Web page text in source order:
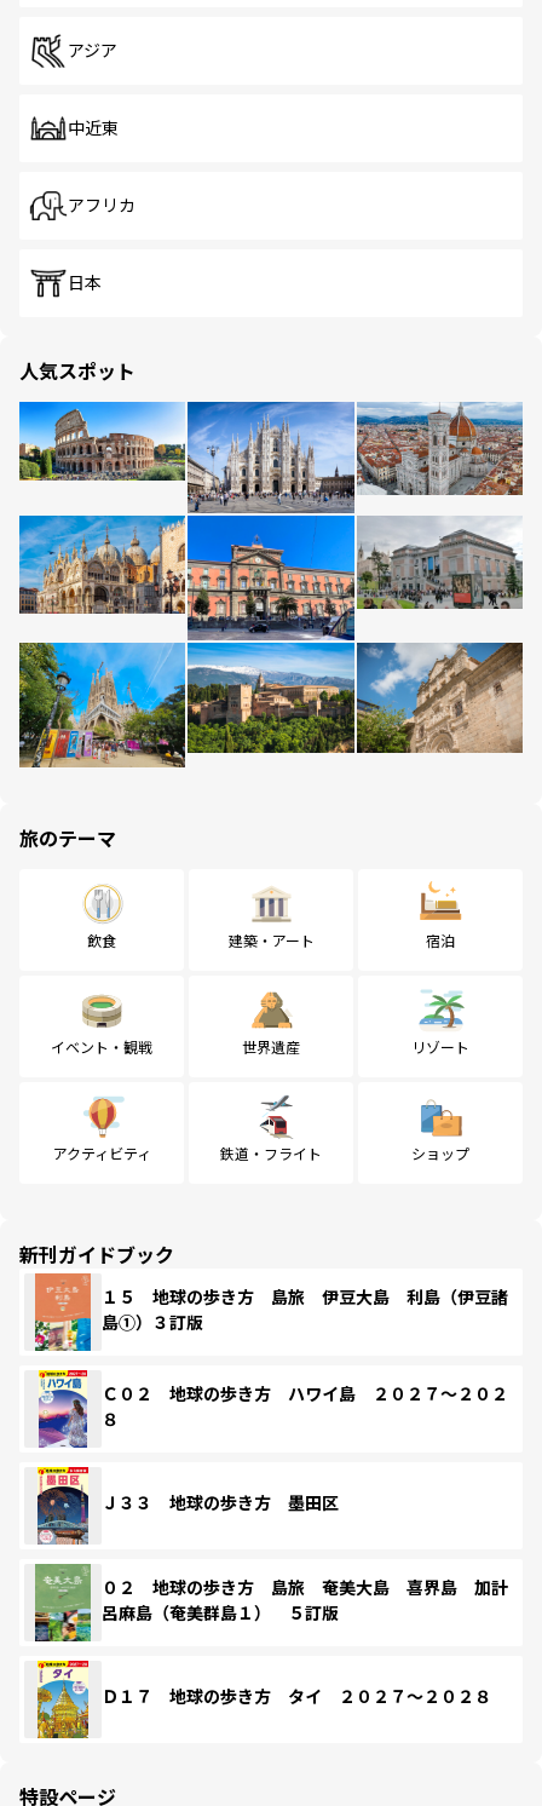
アジア
中近東
アフリカ
日本
人気スポット
旅のテーマ
飲食 建築・アート 宿泊
イベント・観戦 世界遺産 リゾート
アクティビティ 鉄道・フライト ショップ
新刊ガイドブック
１５ 地球の歩き方 島旅 伊豆大島 利島（伊豆諸
島①）３訂版
Ｃ０２ 地球の歩き方 ハワイ島 ２０２７～２０２
８
Ｊ３３ 地球の歩き方 墨田区
０２ 地球の歩き方 島旅 奄美大島 喜界島 加計
呂麻島（奄美群島１） ５訂版
Ｄ１７ 地球の歩き方 タイ ２０２７～２０２８
特設ページ